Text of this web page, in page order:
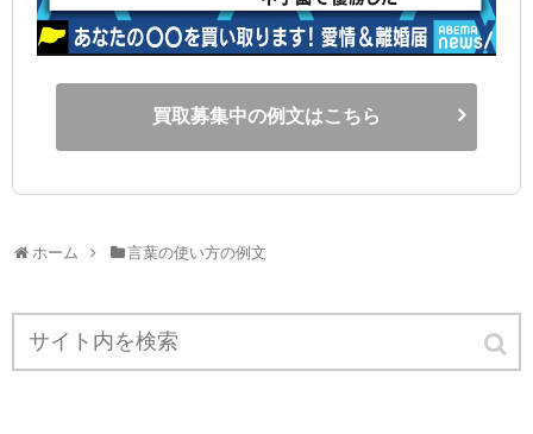
買取募集中の例文はこちら
ホーム 言葉の使い方の例文